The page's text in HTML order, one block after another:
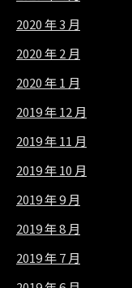
2020 年 3 月
2020 年 2 月
2020 年 1 月
2019 年 12 月
2019 年 11 月
2019 年 10 月
2019 年 9 月
2019 年 8 月
2019 年 7 月